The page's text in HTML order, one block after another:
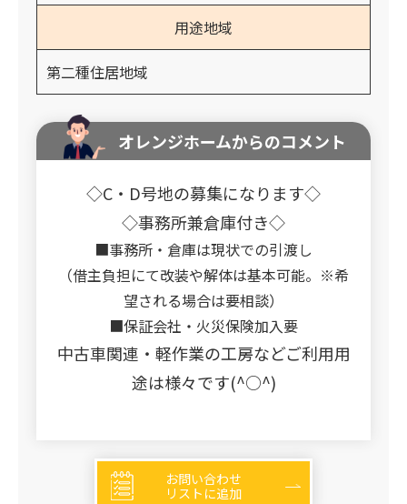
用途地域
第二種住居地域
オレンジホームからのコメント
◇C・D号地の募集になります◇
◇事務所兼倉庫付き◇
■事務所・倉庫は現状での引渡し
（借主負担にて改装や解体は基本可能。※希
望される場合は要相談）
■保証会社・火災保険加入要
中古車関連・軽作業の工房などご利用用
途は様々です(^○^)
お問い合わせ
リストに追加